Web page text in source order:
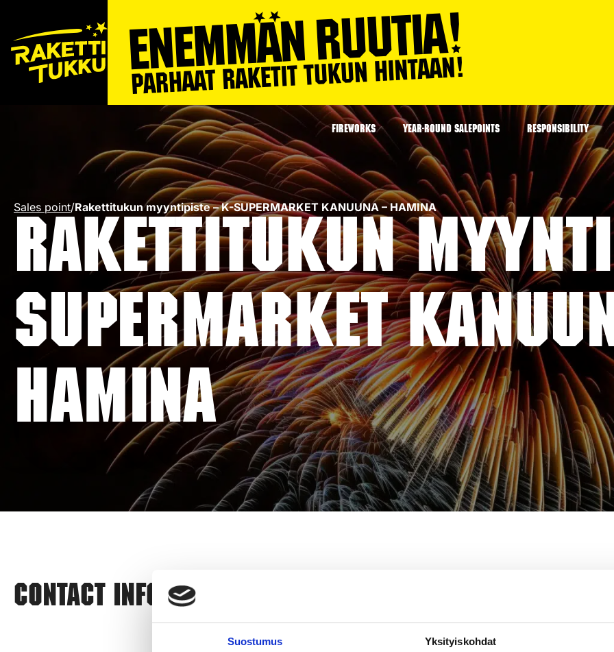
Suostumus Yksityiskohdat
FIREWORKS YEAR-ROUND SALEPOINTS RESPONSIBILITY
Sales point/Rakettitukun myyntipiste – K-SUPERMARKET KANUUNA – HAMINA
Rakettitukun
SUPERMARKET
HAMINA
Contact information